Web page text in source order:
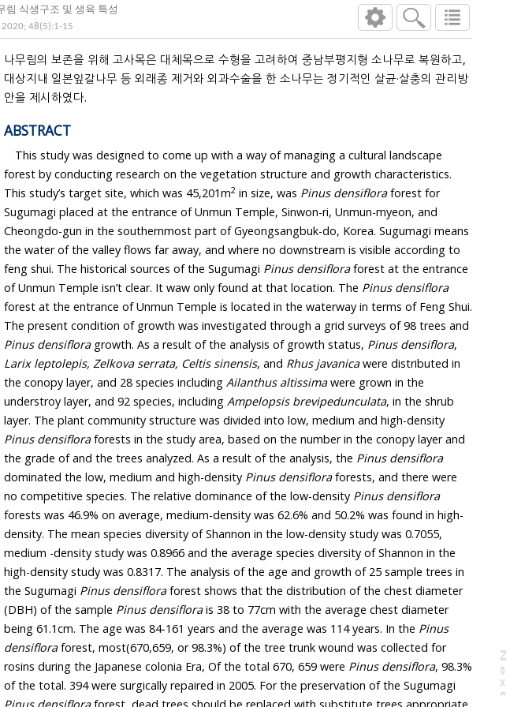
청도군 운문사 입구 수구막이 소나무림 식생구조 및 생육 특성
2020; 48(5):1-15
N
e
x
t
a
g
나무림의 보존을 위해 고사목은 대체목으로 수형을 고려하여 중남부평지형 소나무로 복원하고,
대상지내 일본잎갈나무 등 외래종 제거와 외과수술을 한 소나무는 정기적인 살균·살충의 관리방
안을 제시하였다.
ABSTRACT
This study was designed to come up with a way of managing a cultural landscape
forest by conducting research on the vegetation structure and growth characteristics.
This study’s target site, which was 45,201m2 in size, was Pinus densifloraforest for
Sugumagi placed at the entrance of Unmun Temple, Sinwon-ri, Unmun-myeon, and
Cheongdo-gun in the southernmost part of Gyeongsangbuk-do, Korea. Sugumagi means
the water of the valley flows far away, and where no downstream is visible according to
feng shui. The historical sources of the Sugumagi Pinus densifloraforest at the entrance
of Unmun Temple isn’t clear. It waw only found at that location. The Pinus densiflora
forest at the entrance of Unmun Temple is located in the waterway in terms of Feng Shui.
The present condition of growth was investigated through a grid surveys of 98 trees and
Pinus densiflora
growth. As a result of the analysis of growth status, Pinus densiflora,
Larix leptolepis, Zelkova serrata, Celtis sinensis, and Rhus javanicawere distributed in
the conopy layer, and 28 species including Ailanthus altissimawere grown in the
understroy layer, and 92 species, including Ampelopsis brevipedunculata, in the shrub
layer. The plant community structure was divided into low, medium and high-density
Pinus densifloraforests in the study area, based on the number in the conopy layer and
the grade of and the trees analyzed. As a result of the analysis, the Pinus densiflora
dominated the low, medium and high-density Pinus densifloraforests, and there were
no competitive species. The relative dominance of the low-density Pinus densiflora
forests was 46.9% on average, medium-density was 62.6% and 50.2% was found in high-
density. The mean species diversity of Shannon in the low-density study was 0.7055,
medium -density study was 0.8966 and the average species diversity of Shannon in the
high-density study was 0.8317. The analysis of the age and growth of 25 sample trees in
the Sugumagi Pinus densifloraforest shows that the distribution of the chest diameter
(DBH) of the sample Pinus densiflorais 38 to 77cm with the average chest diameter
being 61.1cm. The age was 84-161 years and the average was 114 years. In the Pinus
densifloraforest, most(670,659, or 98.3%) of the tree trunk wound was collected for
rosins during the Japanese colonia Era, Of the total 670, 659 were
Pinus densiflora, 98.3%
of the total. 394 were surgically repaired in 2005. For the preservation of the Sugumagi
Pinus densifloraforest, dead trees should be replaced with substitute trees appropriate